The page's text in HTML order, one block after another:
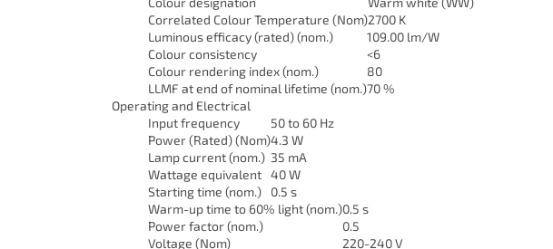
Correlated Colour Temperature (Nom)2700 K
Luminous efficacy (rated) (nom.)
109.00 lm/W
Colour consistency
<6
Colour rendering index (nom.)
80
LLMF at end of nominal lifetime (nom.)70 %
Operating and Electrical
Input frequency
50 to 60 Hz
Power (Rated) (Nom)4.3 W
Lamp current (nom.) 35 mA
Wattage equivalent 40 W
Starting time (nom.)
0.5 s
Warm-up time to 60% light (nom.)0.5 s
Power factor (nom.)
0.5
Voltage (Nom)
220-240 V